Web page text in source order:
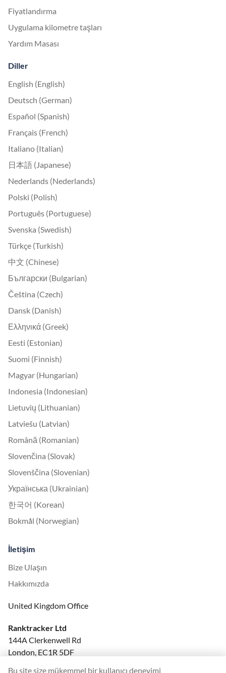
Fiyatlandırma
Uygulama kilometre taşları
Yardım Masası
Diller
English (English)
Deutsch (German)
Español (Spanish)
Français (French)
Italiano (Italian)
日本語 (Japanese)
Nederlands (Nederlands)
Polski (Polish)
Português (Portuguese)
Svenska (Swedish)
Türkçe (Turkish)
中文 (Chinese)
Български (Bulgarian)
Čeština (Czech)
Dansk (Danish)
Ελληνικά (Greek)
Eesti (Estonian)
Suomi (Finnish)
Magyar (Hungarian)
Indonesia (Indonesian)
Lietuvių (Lithuanian)
Latviešu (Latvian)
Română (Romanian)
Slovenčina (Slovak)
Slovenščina (Slovenian)
Українська (Ukrainian)
한국어 (Korean)
Bokmål (Norwegian)
İletişim
Bize Ulaşın
Hakkımızda
United Kingdom Office
Ranktracker Ltd
144A Clerkenwell Rd
London, EC1R 5DF
Bu site size mükemmel bir kullanıcı deneyimi